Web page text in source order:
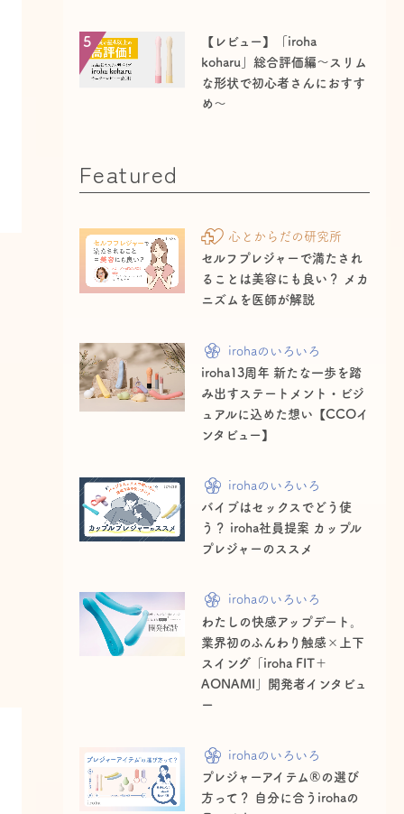
5
【レビュー】「iroha
koharu」総合評価編〜スリム
な形状で初心者さんにおすす
め〜
Featured
心とからだの研究所
セルフプレジャーで満たされ
ることは美容にも良い？ メカ
ニズムを医師が解説
irohaのいろいろ
iroha13周年 新たな一歩を踏
み出すステートメント・ビジ
ュアルに込めた想い【CCOイ
ンタビュー】
irohaのいろいろ
バイブはセックスでどう使
う？ iroha社員提案 カップル
プレジャーのススメ
irohaのいろいろ
わたしの快感アップデート。
業界初のふんわり触感×上下
スイング「iroha FIT＋
AONAMI」開発者インタビュ
ー
irohaのいろいろ
プレジャーアイテム®の選び
方って？ 自分に合うirohaの